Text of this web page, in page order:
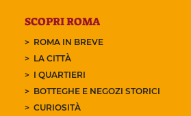
SCOPRI ROMA
ROMA IN BREVE
LA CITTÀ
I QUARTIERI
BOTTEGHE E NEGOZI STORICI
CURIOSITÀ